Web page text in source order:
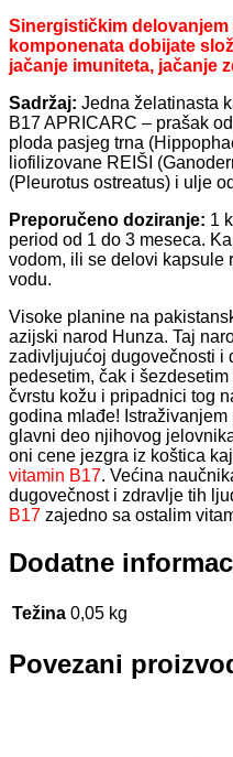
Sinergističkim
komponenata dobijate
jačanje imuniteta, jačanje
Sadržaj: Jedna želatinasta
B17 APRICARC – prašak
ploda pasjeg trna
liofilizovane REIŠI
(Pleurotus ostreatus) i ulje
Preporučeno doziranje: 1
period od 1 do 3 meseca.
vodom, ili se delovi kapsule
vodu.
Visoke planine na
azijski narod Hunza. Taj
zadivljujućoj dugovečnosti i
pedesetim, čak i
čvrstu kožu i pripadnici tog
godina mlađe!
glavni deo njihovog
oni cene jezgra iz koštica
vitamin B17. Većina
dugovečnost i zdravlje tih
B17 zajedno sa ostalim
Dodatne
Težina 0,05 kg
Povezani